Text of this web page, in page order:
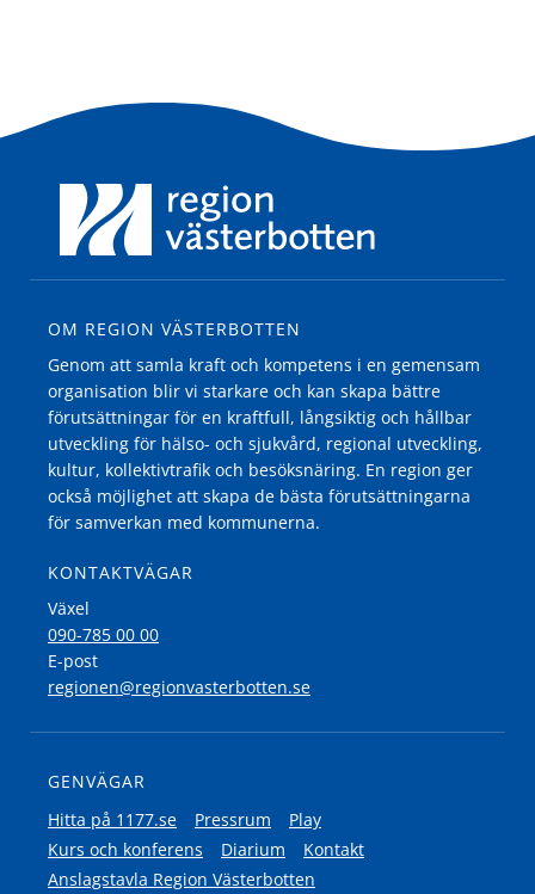
OM REGION VÄSTERBOTTEN
Genom att samla kraft och kompetens i en gemensam
organisation blir vi starkare och kan skapa bättre
förutsättningar för en kraftfull, långsiktig och hållbar
utveckling för hälso- och sjukvård, regional utveckling,
kultur, kollektivtrafik och besöksnäring. En region ger
också möjlighet att skapa de bästa förutsättningarna
för samverkan med kommunerna.
KONTAKTVÄGAR
Växel
090-785 00 00
E-post
regionen@regionvasterbotten.se
GENVÄGAR
Hitta på 1177.se
Pressrum
Play
Kurs och konferens
Diarium
Kontakt
Anslagstavla Region Västerbotten